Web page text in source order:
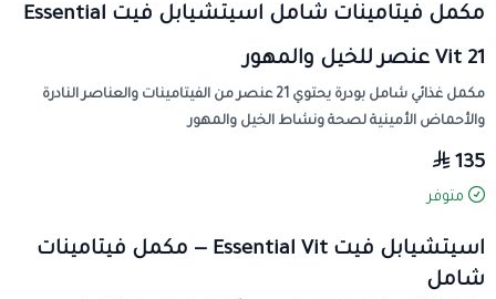
مكمل فيتامينات شامل اسيتشيابل فيت Essential
Vit 21 عنصر للخيل والمهور
مكمل غذائي شامل بودرة يحتوي 21 عنصر من الفيتامينات والعناصر النادرة
والأحماض الأمينية لصحة ونشاط الخيل والمهور
135
متوفر
اسيتشيابل فيت Essential Vit — مكمل فيتامينات
شامل